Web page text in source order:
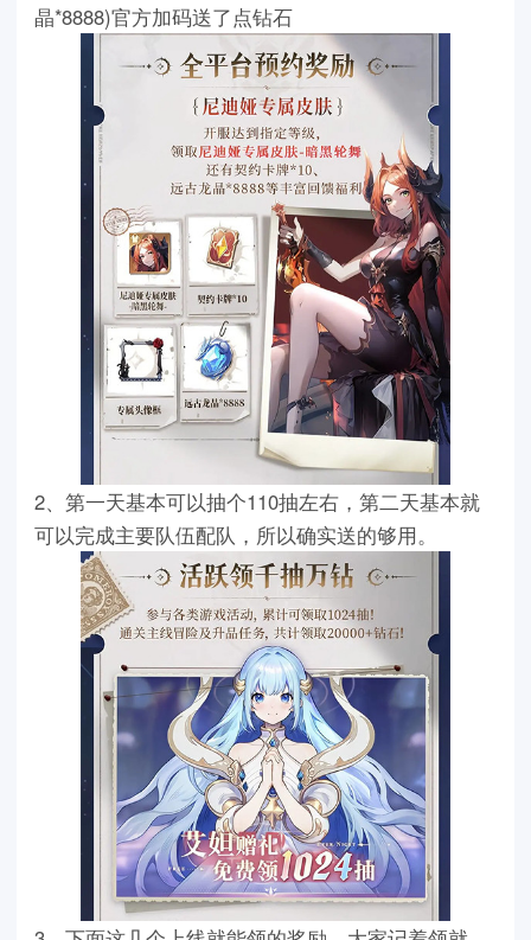
晶*8888)官方加码送了点钻石
2、第一天基本可以抽个110抽左右，第二天基本就
可以完成主要队伍配队，所以确实送的够用。